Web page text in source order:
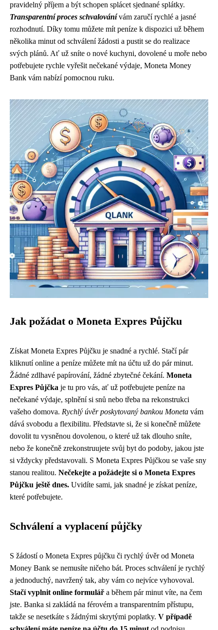
pravidelný příjem a být schopen splácet sjednané splátky.
Transparentní proces schvalovánívám zaručí rychlé a jasné
rozhodnutí. Díky tomu můžete mít peníze k dispozici už během
několika minut od schválení žádosti a pustit se do realizace
svých plánů. Ať už sníte o nové kuchyni, dovolené u moře nebo
potřebujete rychle vyřešit nečekané výdaje, Moneta Money
Bank vám nabízí pomocnou ruku.
Jak požádat o Moneta Expres Půjčku
Získat Moneta Expres Půjčku je snadné a rychlé. Stačí pár
kliknutí online a peníze můžete mít na účtu už do pár minut.
Žádné zdlhavé papírování, žádné zbytečné čekání. Moneta
Expres Půjčka je tu pro vás, ať už potřebujete peníze na
nečekané výdaje, splnění si snů nebo třeba na rekonstrukci
vašeho domova. Rychlý úvěr poskytovaný bankou Moneta vám
dává svobodu a flexibilitu. Představte si, že si konečně můžete
dovolit tu vysněnou dovolenou, o které už tak dlouho sníte,
nebo že konečně zrekonstruujete svůj byt do podoby, jakou jste
si vždycky představovali. S Moneta Expres Půjčkou se vaše sny
stanou realitou. Nečekejte a požádejte si o Moneta Expres
Půjčku ještě dnes. Uvidíte sami, jak snadné je získat peníze,
které potřebujete.
Schválení a vyplacení půjčky
S žádostí o Moneta Expres půjčku či rychlý úvěr od Moneta
Money Bank se nemusíte ničeho bát. Proces schválení je rychlý
a jednoduchý, navržený tak, aby vám co nejvíce vyhovoval.
Stačí vyplnit online formulář a během pár minut víte, na čem
jste. Banka si zakládá na férovém a transparentním přístupu,
takže se nesetkáte s žádnými skrytými poplatky. V případě